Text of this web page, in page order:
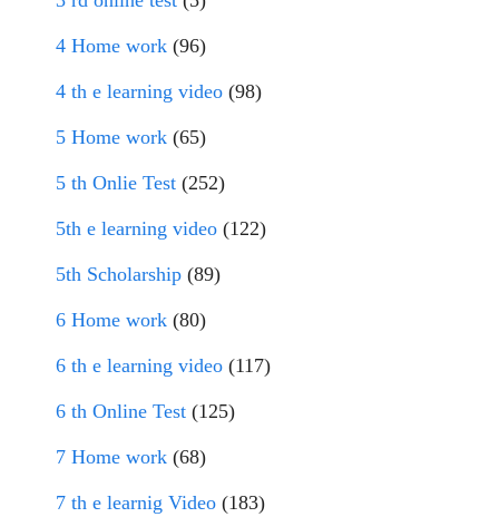
4 Home work (96)
4 th e learning video (98)
5 Home work (65)
5 th Onlie Test (252)
5th e learning video (122)
5th Scholarship (89)
6 Home work (80)
6 th e learning video (117)
6 th Online Test (125)
7 Home work (68)
7 th e learnig Video (183)